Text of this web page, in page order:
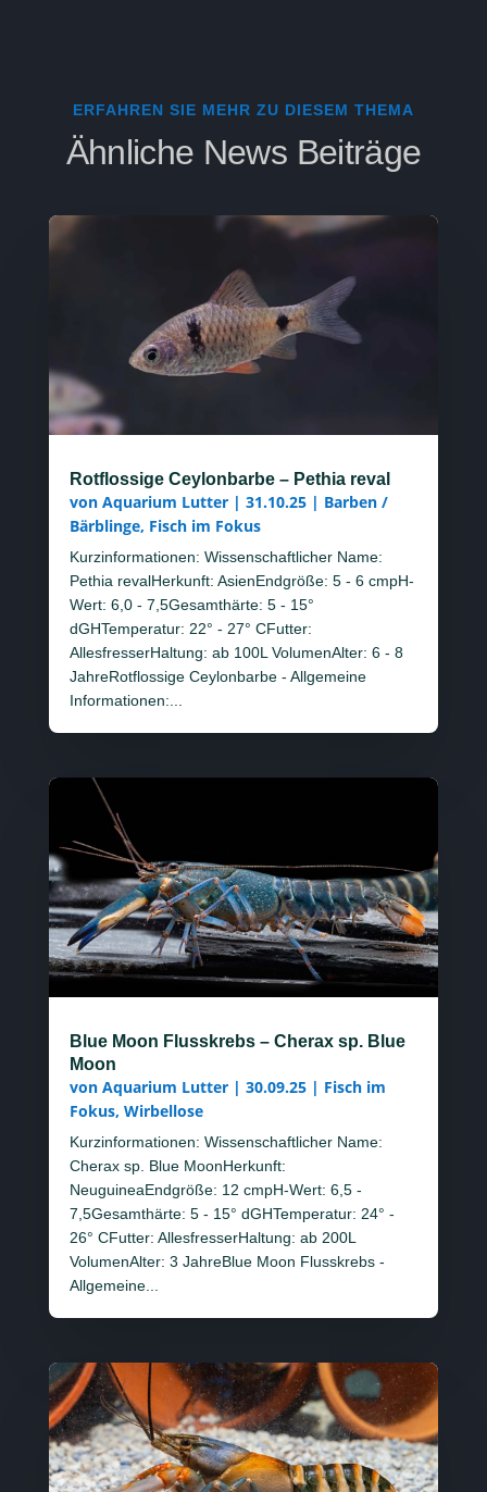
ERFAHREN SIE MEHR ZU DIESEM THEMA
Ähnliche News Beiträge
Rotflossige Ceylonbarbe – Pethia reval
von Aquarium Lutter| 31.10.25| Barben /
Bärblinge, Fisch im Fokus
Kurzinformationen: Wissenschaftlicher Name:
Pethia revalHerkunft: AsienEndgröße: 5 - 6 cmpH-
Wert: 6,0 - 7,5Gesamthärte: 5 - 15°
dGHTemperatur: 22° - 27° CFutter:
AllesfresserHaltung: ab 100L VolumenAlter: 6 - 8
JahreRotflossige Ceylonbarbe - Allgemeine
Informationen:...
Blue Moon Flusskrebs – Cherax sp. Blue
Moon
von Aquarium Lutter| 30.09.25| Fisch im
Fokus, Wirbellose
Kurzinformationen: Wissenschaftlicher Name:
Cherax sp. Blue MoonHerkunft:
NeuguineaEndgröße: 12 cmpH-Wert: 6,5 -
7,5Gesamthärte: 5 - 15° dGHTemperatur: 24° -
26° CFutter: AllesfresserHaltung: ab 200L
VolumenAlter: 3 JahreBlue Moon Flusskrebs -
Allgemeine...